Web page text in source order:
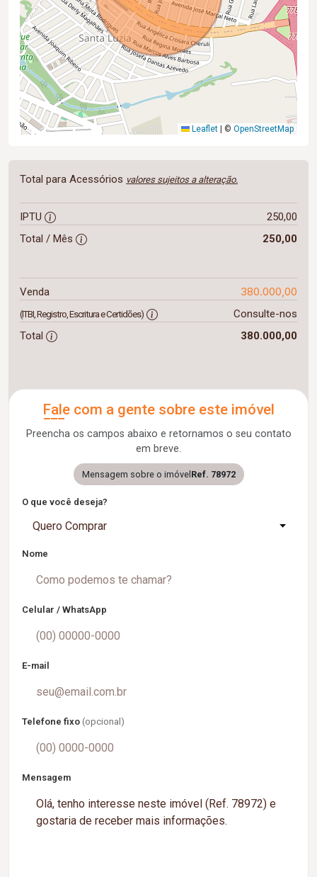
Leaflet © OpenStreetMap
Total para Acessórios valores sujeitos a alteração.
IPTU
250,00
Total / Mês
250,00
Venda 380.000,00
(ITBI, Registro, Escritura e Certidões)
Consulte-nos
Total
380.000,00
Fale com a gente sobre este imóvel
Preencha os campos abaixo e retornamos o seu contato
em breve.
Mensagem sobre o imóvel Ref. 78972
O que você deseja?
Quero Comprar
Nome
Celular / WhatsApp
E-mail
Telefone fixo (opcional)
Mensagem